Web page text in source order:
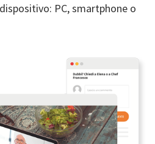
PC, smartphone o